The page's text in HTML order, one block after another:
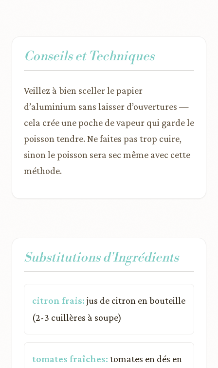
Conseils et Techniques
Veillez à bien sceller le papier
d’aluminium sans laisser d’ouvertures —
cela crée une poche de vapeur qui garde le
poisson tendre. Ne faites pas trop cuire,
sinon le poisson sera sec même avec cette
méthode.
Substitutions d'Ingrédients
citron frais: jus de citron en bouteille
(2-3 cuillères à soupe)
tomates fraîches: tomates en dés en